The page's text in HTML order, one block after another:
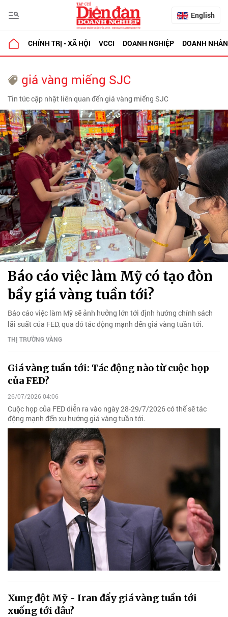
English
CHÍNH TRỊ - XÃ HỘI VCCI DOANH NGHIỆP DOANH NHÂN
giá vàng miếng SJC
Tin tức cập nhật liên quan đến giá vàng miếng SJC
Báo cáo việc làm Mỹ có tạo đòn
bẩy giá vàng tuần tới?
Báo cáo việc làm Mỹ sẽ ảnh hưởng lớn tới định hướng chính sách
lãi suất của FED, qua đó tác động mạnh đến giá vàng tuần tới.
THỊ TRƯỜNG VÀNG
Giá vàng tuần tới: Tác động nào từ cuộc họp
của FED?
26/07/2026 04:06
Cuộc họp của FED diễn ra vào ngày 28-29/7/2026 có thể sẽ tác
động mạnh đến xu hướng giá vàng tuần tới.
Xung đột Mỹ - Iran đẩy giá vàng tuần tới
xuống tới đâu?